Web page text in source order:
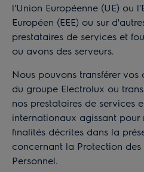
l'Union Européenne (UE) ou
Européen (EEE) ou sur
prestataires de services et
ou avons des serveurs.
Nous pouvons transférer vos
du groupe Electrolux ou
nos prestataires de services
internationaux agissant pour
finalités décrites dans la
concernant la Protection
Personnel.